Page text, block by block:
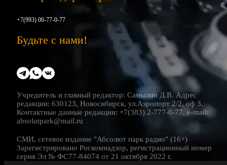
+7(993) 00-77-0-77
Будьте с нами!
Учредитель и главный редактор: Самылин Д.В. Адрес
редакции: 630123, Новосибирск, ул.Аэропорт 2/2, оф 3.
Контактные данные редакции: +7(383) 2-777-0-77, e-mail:
absolutpark@mail.ru
СМИ, сетевое издание "Абсолют парк радио" (16+)
Зарегистрировано Роскомнадзор, регистрационный номер
серия Эл № ФС77-84074 от 21 октября 2022 г.